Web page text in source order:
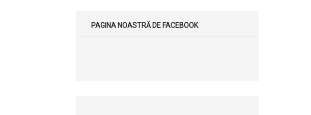
PAGINA NOASTRĂ DE FACEBOOK